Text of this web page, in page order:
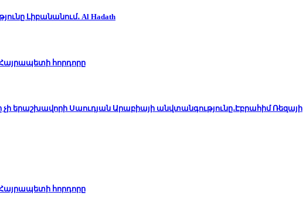
Լիբանանում․ Al Hadath
հորդորը
երաշխավորի Սաուդյան Արաբիայի անվտանգությունը․Էբրահիմ Ռեզայի
հորդորը